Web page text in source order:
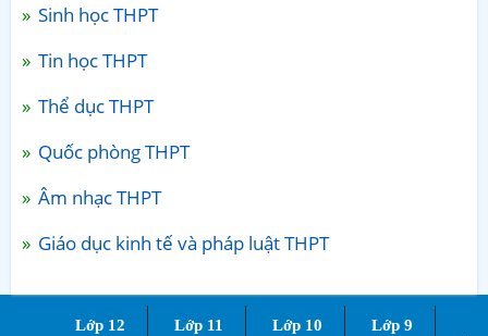
Sinh học THPT
Tin học THPT
Thể dục THPT
Quốc phòng THPT
Âm nhạc THPT
Giáo dục kinh tế và pháp luật THPT
Lớp 12 Lớp 11 Lớp 10
Lớp 9